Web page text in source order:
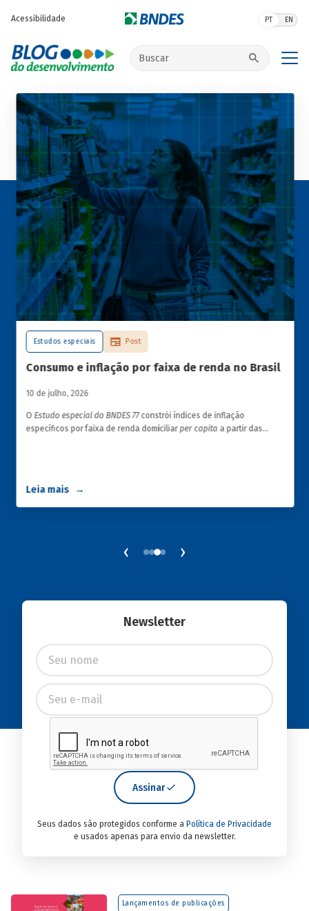
Acessibilidade PT EN
Buscar no site
Estudos especiais Post
Consumo e inflação por faixa de renda no Brasil
10 de julho, 2026
O Estudo especial do BNDES 77constrói índices de inflação
específicos por faixa de renda domiciliar per capita a partir das
Leia mais
‹ ›
Newsletter
Assinar
Seus dados são protegidos conforme a Política de Privacidade
e usados apenas para envio da newsletter.
Lançamentos de publicações